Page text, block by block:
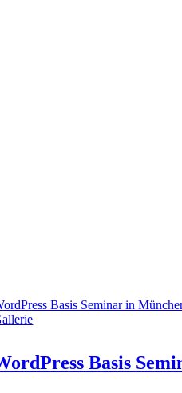
Basis Seminar in
Basis